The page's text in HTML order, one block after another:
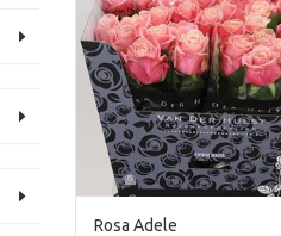
Rosa Adele